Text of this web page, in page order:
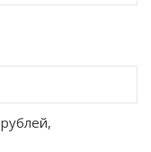
рублей,